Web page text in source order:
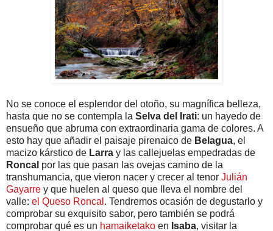
No se conoce el esplendor del otoño, su magnífica belleza,
hasta que no se contempla la Selva del Irati: un hayedo de
ensueño que abruma con extraordinaria gama de colores. A
esto hay que añadir el paisaje pirenaico de Belagua, el
macizo kárstico de Larra y las callejuelas empedradas de
Roncal por las que pasan las ovejas camino de la
transhumancia, que vieron nacer y crecer al tenor Julián
Gayarre y que huelen al queso que lleva el nombre del
valle: el Queso Roncal . Tendremos ocasión de degustarlo y
comprobar su exquisito sabor, pero también se podrá
comprobar qué es un hamaiketako en Isaba, visitar la